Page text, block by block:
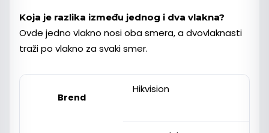
Koja je razlika između jednog i dva vlakna?
Ovde jedno vlakno nosi oba smera, a dvovlaknasti
traži po vlakno za svaki smer.
Brend
Hikvision